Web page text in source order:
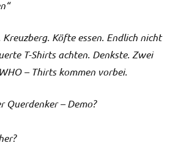
Kreuzberg. Köfte essen. Endlich nicht
T-Shirts achten. Denkste. Zwei
– Thirts kommen vorbei.
Querdenker – Demo?